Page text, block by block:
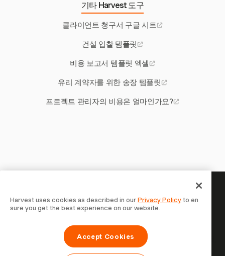
기타 Harvest 도구
클라이언트 청구서 구글 시트
건설 입찰 템플릿
비용 보고서 템플릿 엑셀
유리 계약자를 위한 송장 템플릿
프로젝트 관리자의 비용은 얼마인가요?
당신의 시간은 기록할 가치가 있
습니다 — 지금 시작하세요
Harvest로 시간을 추적하고, 고객에게 청구하고, 더 빠르게
결제를 받는 70,000개 이상의 기업에 합류하세요. 무료 체험,
Harvest uses cookies as described in ourPrivacy Policyto en
sure you get the best experience on our website.
Accept Cookies